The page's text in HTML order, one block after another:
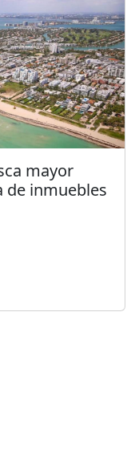
mayor
de inmuebles